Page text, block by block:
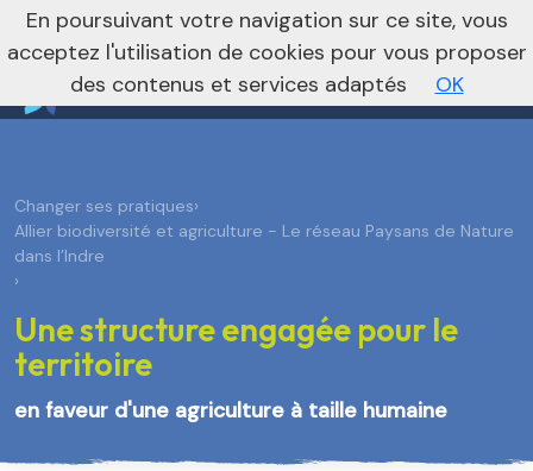
Vers le site régional Vers le site national
nivo_2026: 1
Changer ses pratiques›
Allier biodiversité et agriculture - Le réseau Paysans de Nature
dans l’Indre
›
Une structure engagée pour le
territoire
en faveur d'une agriculture à taille humaine
En poursuivant votre navigation sur ce site, vous
acceptez l'utilisation de cookies pour vous proposer
des contenus et services adaptés
OK